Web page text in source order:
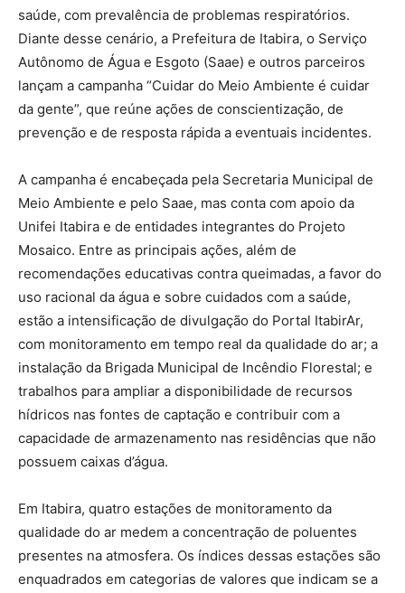
saúde, com prevalência de problemas respiratórios.
Diante desse cenário, a Prefeitura de Itabira, o Serviço
Autônomo de Água e Esgoto (Saae) e outros parceiros
lançam a campanha “Cuidar do Meio Ambiente é cuidar
da gente”, que reúne ações de conscientização, de
prevenção e de resposta rápida a eventuais incidentes.
A campanha é encabeçada pela Secretaria Municipal de
Meio Ambiente e pelo Saae, mas conta com apoio da
Unifei Itabira e de entidades integrantes do Projeto
Mosaico. Entre as principais ações, além de
recomendações educativas contra queimadas, a favor do
uso racional da água e sobre cuidados com a saúde,
estão a intensificação de divulgação do Portal ItabirAr,
com monitoramento em tempo real da qualidade do ar; a
instalação da Brigada Municipal de Incêndio Florestal; e
trabalhos para ampliar a disponibilidade de recursos
hídricos nas fontes de captação e contribuir com a
capacidade de armazenamento nas residências que não
possuem caixas d’água.
Em Itabira, quatro estações de monitoramento da
qualidade do ar medem a concentração de poluentes
presentes na atmosfera. Os índices dessas estações são
enquadrados em categorias de valores que indicam se a